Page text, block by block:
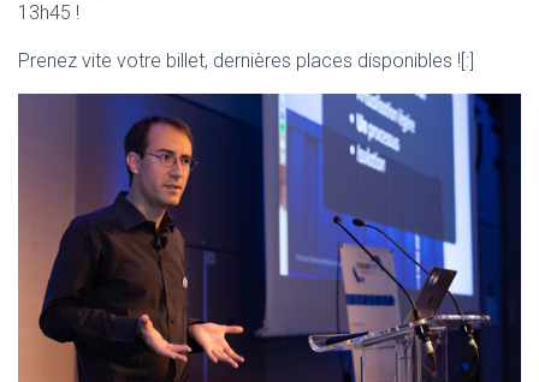
13h45 !
Prenez vite votre billet, dernières places disponibles ![:]